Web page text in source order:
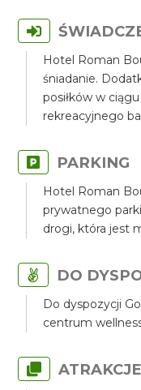
Hotel Roman
śniadanie.
posiłków w
rekreacyjnego
PARKING
Hotel Roman
prywatnego
drogi, która jest
DO
Do dyspozycji
centrum
ATRAKCJE